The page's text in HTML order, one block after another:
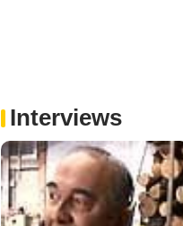
Interviews